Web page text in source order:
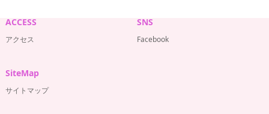
ACCESS
アクセス
SNS
Facebook
SiteMap
サイトマップ